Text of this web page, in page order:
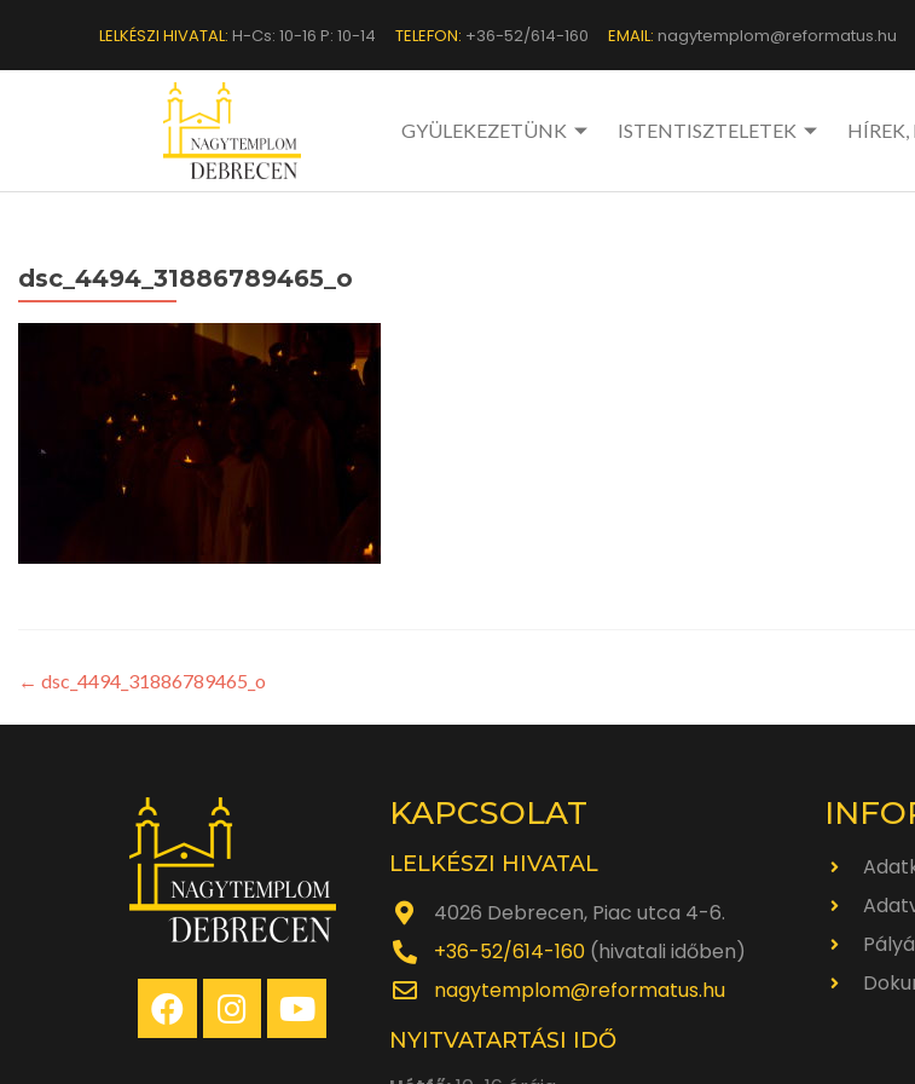
LELKÉSZI HIVATAL: H-Cs: 10-16 P: 10-14 TELEFON: +36-52/614-160 EMAIL: nagytemplom@reformatus.hu
GYÜLEKEZETÜNK ISTENTISZTELETEK
dsc_4494_31886789465_o
← dsc_4494_31886789465_o
KAPCSOLAT
LELKÉSZI HIVATAL
4026 Debrecen, Piac utca 4-6.
+36-52/614-160 (hivatali időben)
nagytemplom@reformatus.hu
NYITVATARTÁSI IDŐ